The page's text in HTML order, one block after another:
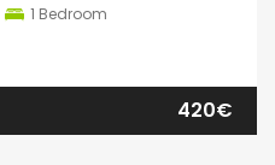
1 Bedroom
420€